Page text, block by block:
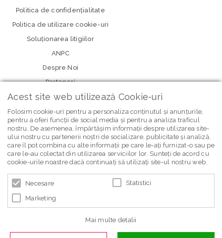
Politica de confidenţialitate
Politica de utilizare cookie-uri
Soluționarea litigiilor
ANPC
Despre Noi
Parteneri
newsletter Bebe Brands
Acest site web utilizează Cookie-uri
Folosim cookie-uri pentru a personaliza conținutul și anunțurile,
pentru a oferi funcții de social media și pentru a analiza traficul
nostru. De asemenea, împărtășim informații despre utilizarea site-
ului nostru cu partenerii noștri de socializare, publicitate și analiză,
care îl pot combina cu alte informații pe care le-ați furnizat-o sau pe
care le-au colectat din utilizarea serviciilor lor. Sunteți de acord cu
cookie-urile noastre dacă continuați să utilizați site-ul nostru web.
Necesare Statistici
Marketing
Mai multe detalii